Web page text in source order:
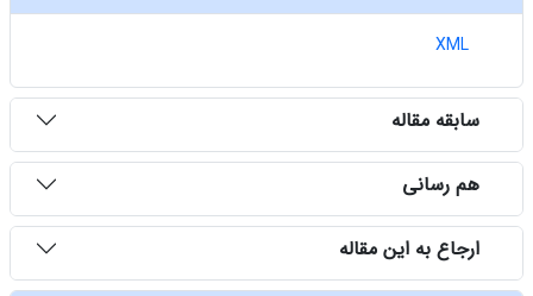
XML
سابقه مقاله
هم رسانی
ارجاع به این مقاله